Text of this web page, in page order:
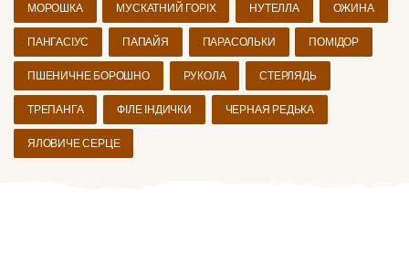
МОРОШКА МУСКАТНИЙ ГОРІХ НУТЕЛЛА ОЖИНА
ПАНГАСІУС ПАПАЙЯ ПАРАСОЛЬКИ ПОМІДОР
ПШЕНИЧНЕ БОРОШНО РУКОЛА СТЕРЛЯДЬ
ТРЕПАНГА ФІЛЕ ІНДИЧКИ ЧЕРНАЯ РЕДЬКА
ЯЛОВИЧЕ СЕРЦЕ